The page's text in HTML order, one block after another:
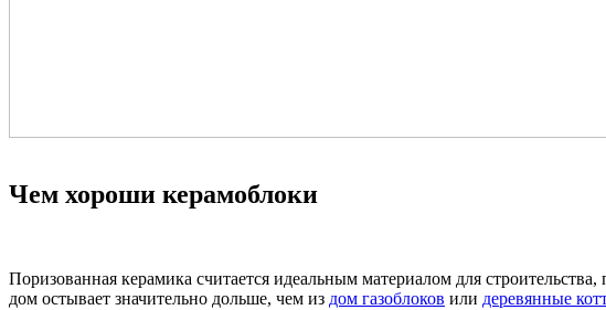
Чем хороши керамоблоки
Поризованная керамика считается идеальным материалом для
дом остывает значительно дольше, чем из дом газоблоков или деревянные